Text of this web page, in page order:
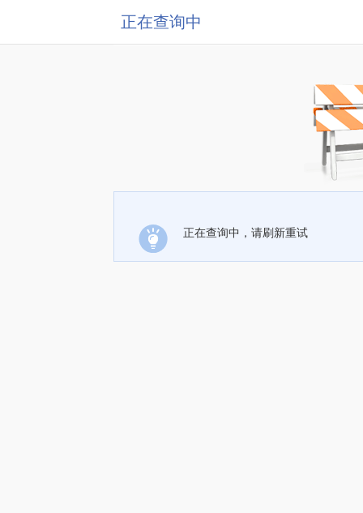
正在查询中
正在查询中，请刷新重试